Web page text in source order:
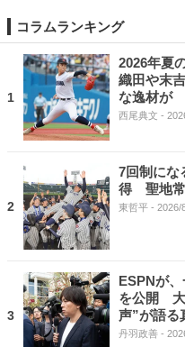
コラムランキング
1
2026年夏
織田や末
な逸材が
西尾典文 -
2
7回制にな
得 聖地常
東哲平 - 2026/
3
ESPNが
を公開 大
声”が語る
丹羽政善 -